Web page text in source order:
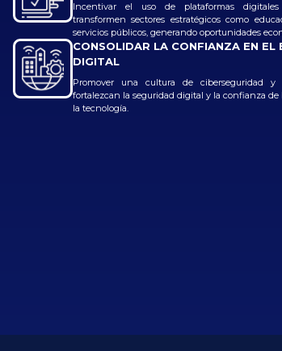
Incentivar el uso de plataformas
transformen sectores estratégicos como
servicios públicos, generando oportunidades
CONSOLIDAR LA CONFIANZA EN EL
DIGITAL
Promover una cultura de ciberseguridad y
fortalezcan la seguridad digital y la confianza de
la tecnología.